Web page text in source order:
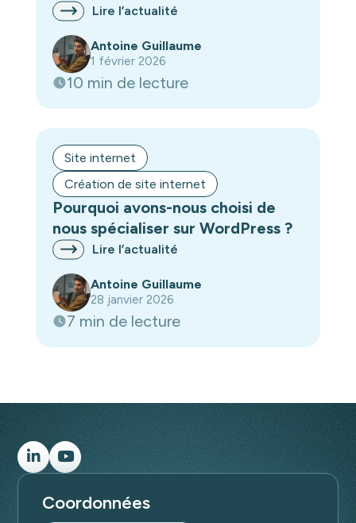
Lire l’actualité
Antoine Guillaume
1 février 2026
10 min de lecture
Site internet
Création de site internet
Pourquoi avons-nous choisi de
nous spécialiser sur WordPress ?
Lire l’actualité
Antoine Guillaume
28 janvier 2026
7 min de lecture
Coordonnées